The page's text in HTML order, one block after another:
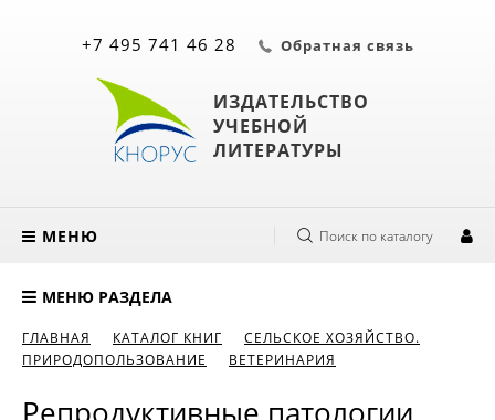
ИЗДАТЕЛЬСТВО
УЧЕБНОЙ
ЛИТЕРАТУРЫ
+7 495 741 46 28 Обратная связь
МЕНЮ Поиск по каталогу
МЕНЮ РАЗДЕЛА
ГЛАВНАЯ КАТАЛОГ КНИГ
СЕЛЬСКОЕ ХОЗЯЙСТВО.
ПРИРОДОПОЛЬЗОВАНИЕ
ВЕТЕРИНАРИЯ